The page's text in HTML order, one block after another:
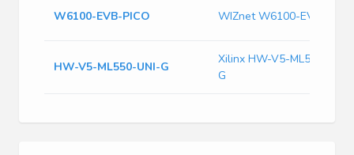
W6100-EVB-PICO WIZnet W6100-EVB-PICO
HW-V5-ML550-UNI-G
Xilinx HW-V5-ML550-UNI-
G